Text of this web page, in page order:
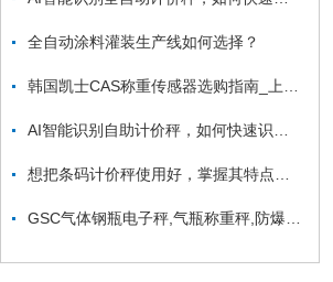
全自动涂料灌装生产线如何选择？